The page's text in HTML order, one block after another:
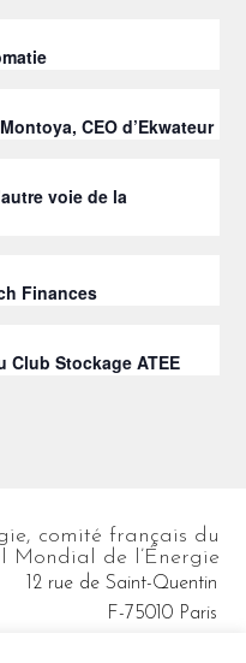
CEO d’Ekwateur
voie de la
Finances
Club Stockage ATEE
comité français du
Mondial de l’Énergie
12 rue de Saint-Quentin
F-75010 Paris